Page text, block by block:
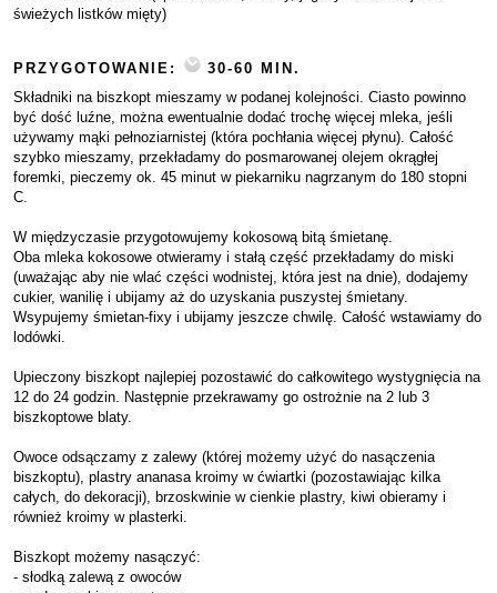
świeżych listków mięty)
PRZYGOTOWANIE:
30-60 MIN.
Składniki na biszkopt mieszamy w podanej kolejności. Ciasto powinno
być dość luźne, można ewentualnie dodać trochę więcej mleka, jeśli
używamy mąki pełnoziarnistej (która pochłania więcej płynu). Całość
szybko mieszamy, przekładamy do posmarowanej olejem okrągłej
foremki, pieczemy ok. 45 minut w piekarniku nagrzanym do 180 stopni
C.
W międzyczasie przygotowujemy kokosową bitą śmietanę.
Oba mleka kokosowe otwieramy i stałą część przekładamy do miski
(uważając aby nie wlać części wodnistej, która jest na dnie), dodajemy
cukier, wanilię i ubijamy aż do uzyskania puszystej śmietany.
Wsypujemy śmietan-fixy i ubijamy jeszcze chwilę. Całość wstawiamy do
lodówki.
Upieczony biszkopt najlepiej pozostawić do całkowitego wystygnięcia na
12 do 24 godzin. Następnie przekrawamy go ostrożnie na 2 lub 3
biszkoptowe blaty.
Owoce odsączamy z zalewy (której możemy użyć do nasączenia
biszkoptu), plastry ananasa kroimy w ćwiartki (pozostawiając kilka
całych, do dekoracji), brzoskwinie w cienkie plastry, kiwi obieramy i
również kroimy w plasterki.
Biszkopt możemy nasączyć:
- słodką zalewą z owoców